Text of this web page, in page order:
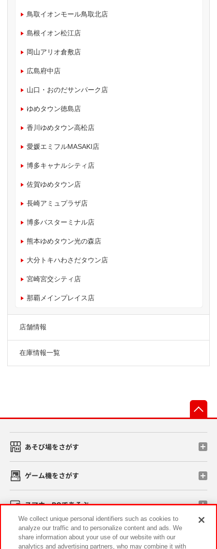
鳥取イオンモール鳥取北店
島根イオン松江店
岡山アリオ倉敷店
広島府中店
山口・おのだサンパーク店
ゆめタウン徳島店
香川ゆめタウン高松店
愛媛エミフルMASAKI店
博多キャナルシティ店
佐賀ゆめタウン店
長崎アミュプラザ店
博多バスターミナル店
熊本ゆめタウン光の森店
大分トキハわさだタウン店
宮崎宮交シティ店
那覇メインプレイス店
店舗情報
在庫情報一覧
あそび場をさがす
ゲーム機をさがす
スマホ・PCであそぶ
イベント・キャンペーン
We collect unique personal identifiers such as cookies to
analyze our traffic and to personalize content and ads. We
share information about your use of our website with our
analytics and advertising partners, who may combine it with